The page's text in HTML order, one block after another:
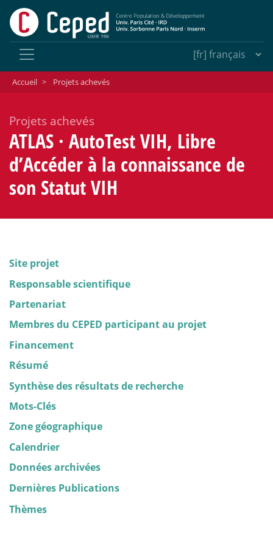
Accueil > Projets achevés
Projets achevés
ATLAS · AutoTest VIH, Libre
d’Accéder à la connaissance de
son Statut VIH
Site projet
Responsable scientifique
Partenariat
Membres du CEPED participant au projet
Financement
Résumé
Synthèse des résultats de recherche
Mots-Clés
Zone géographique
Calendrier
Données archivées
Dernières Publications
Thèmes